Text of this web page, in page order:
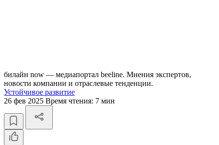
билайн now — медиапортал beeline. Мнения экспертов,
новости компании и отраслевые тенденции.
Устойчивое развитие
26 фев 2025 Время чтения: 7 мин